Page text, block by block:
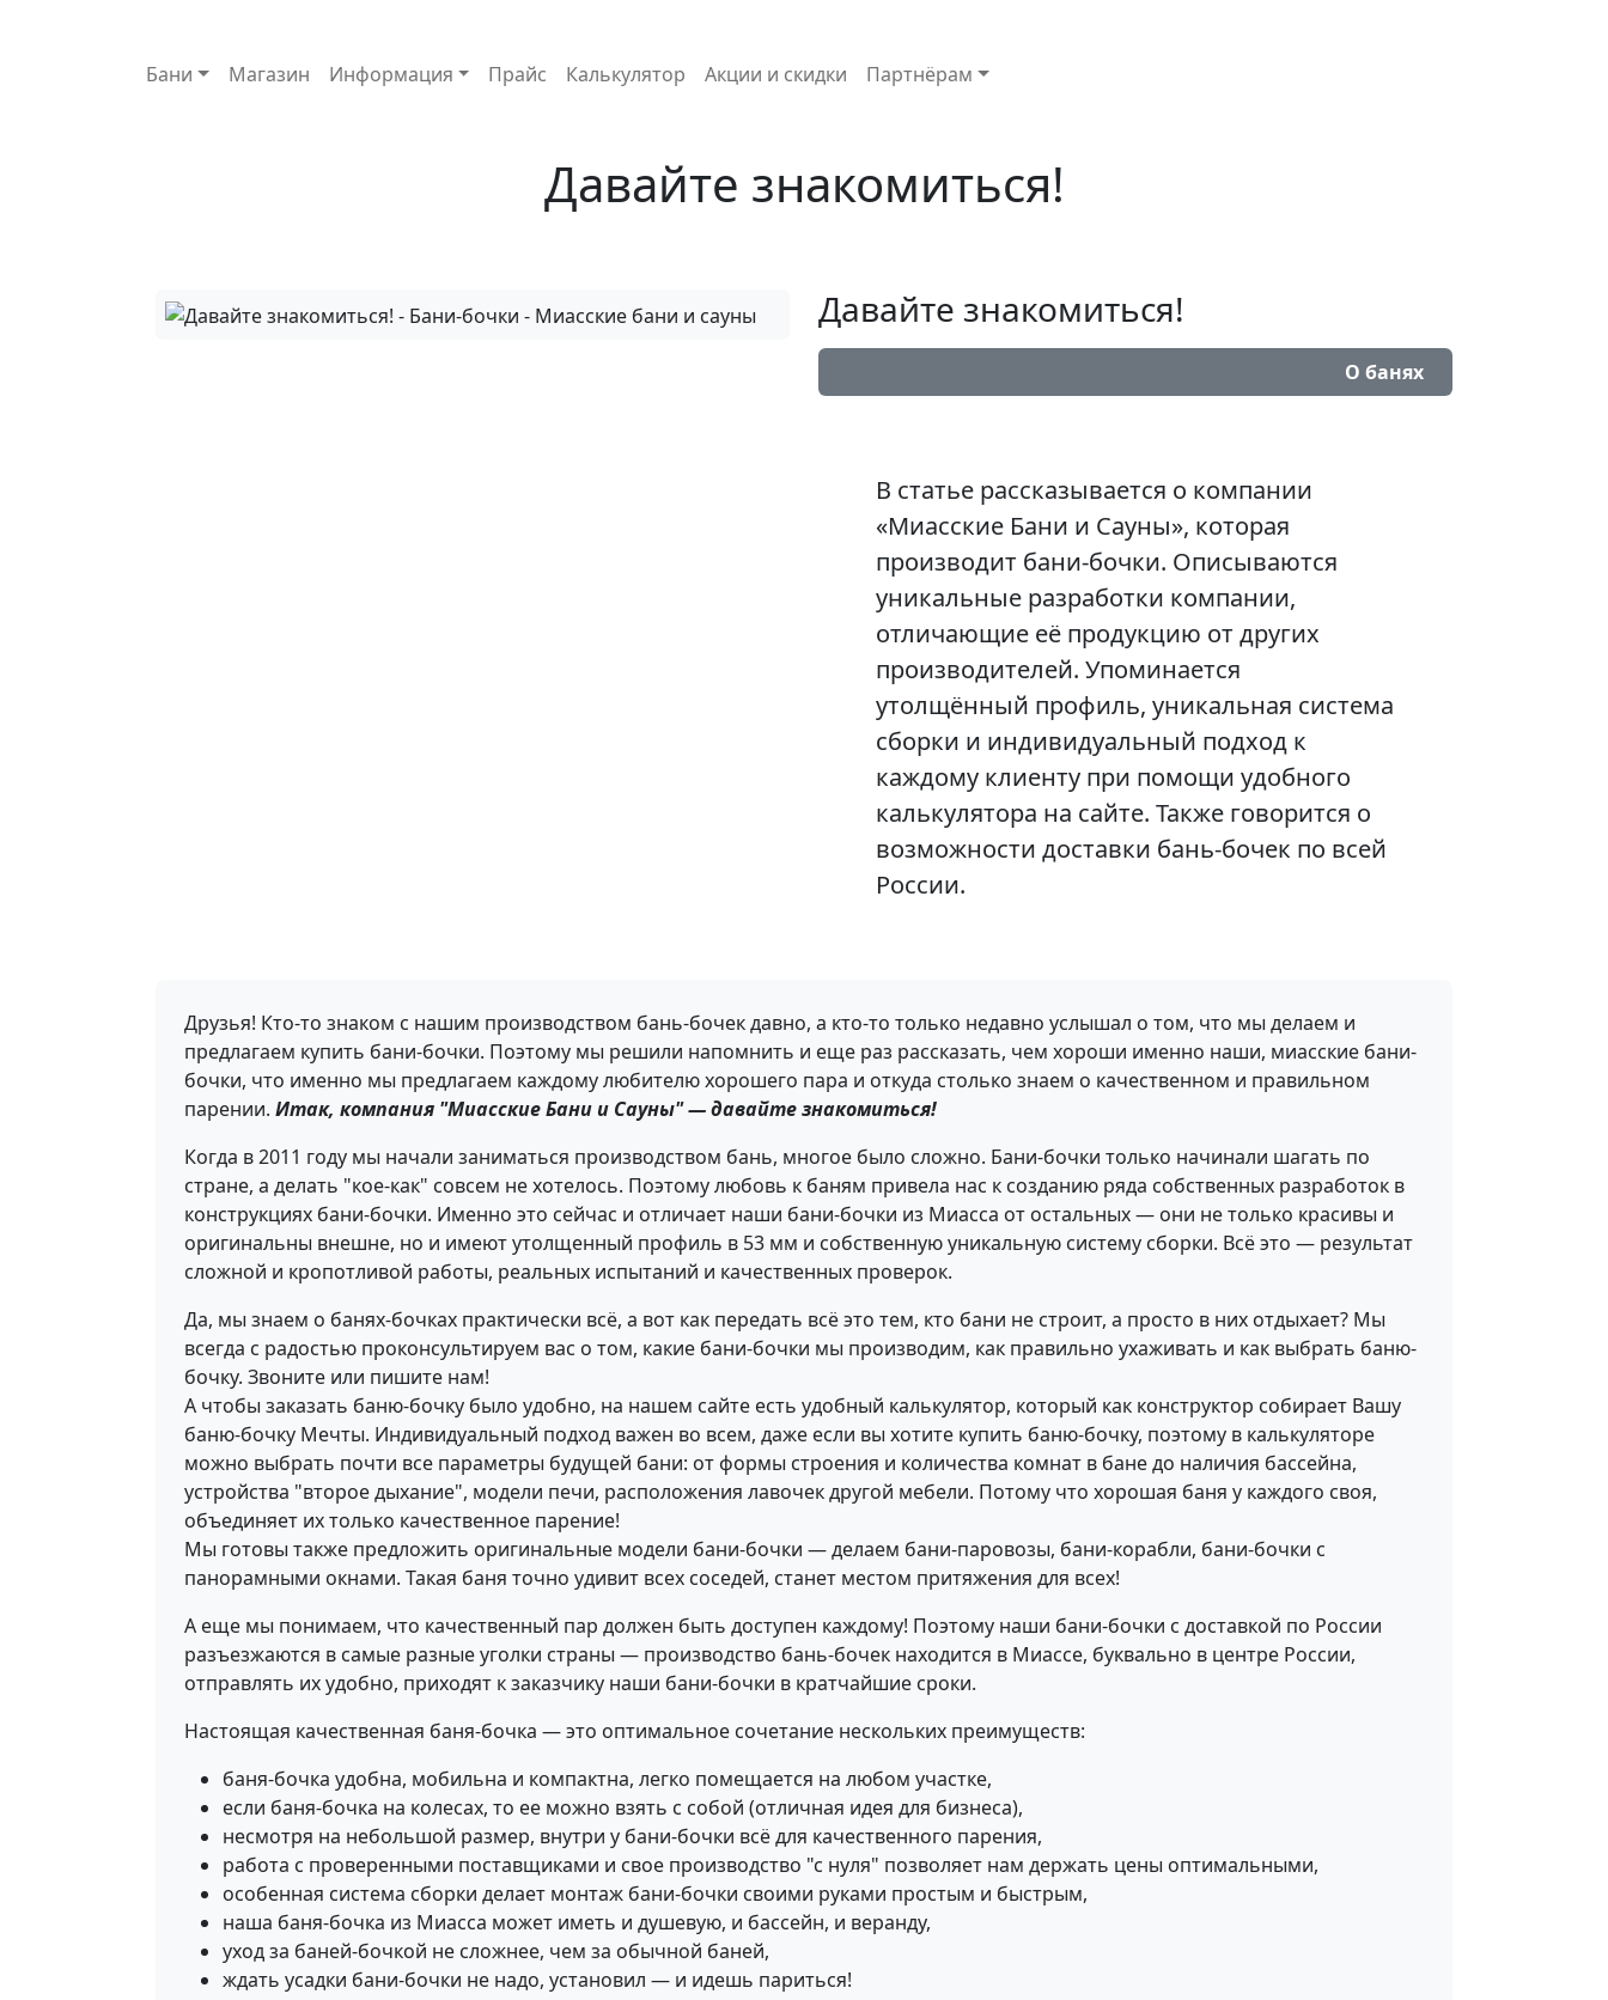
Основная навигация
Бани Магазин Информация Прайс Калькулятор Акции и скидки Партнёрам
Давайте знакомиться!
Давайте знакомиться!
О банях
В статье рассказывается о компании
«Миасские Бани и Сауны», которая
производит бани-бочки. Описываются
уникальные разработки компании,
отличающие её продукцию от других
производителей. Упоминается
утолщённый профиль, уникальная система
сборки и индивидуальный подход к
каждому клиенту при помощи удобного
калькулятора на сайте. Также говорится о
возможности доставки бань-бочек по всей
России.
Друзья! Кто-то знаком с нашим производством бань-бочек давно, а кто-то только недавно услышал о том, что мы делаем и
предлагаем купить бани-бочки. Поэтому мы решили напомнить и еще раз рассказать, чем хороши именно наши, миасские бани-
бочки, что именно мы предлагаем каждому любителю хорошего пара и откуда столько знаем о качественном и правильном
парении. Итак, компания "Миасские Бани и Сауны" — давайте знакомиться!
Когда в 2011 году мы начали заниматься производством бань, многое было сложно. Бани-бочки только начинали шагать по
стране, а делать "кое-как" совсем не хотелось. Поэтому любовь к баням привела нас к созданию ряда собственных разработок в
конструкциях бани-бочки. Именно это сейчас и отличает наши бани-бочки из Миасса от остальных — они не только красивы и
оригинальны внешне, но и имеют утолщенный профиль в 53 мм и собственную уникальную систему сборки. Всё это — результат
сложной и кропотливой работы, реальных испытаний и качественных проверок.
Да, мы знаем о банях-бочках практически всё, а вот как передать всё это тем, кто бани не строит, а просто в них отдыхает? Мы
всегда с радостью проконсультируем вас о том, какие бани-бочки мы производим, как правильно ухаживать и как выбрать баню-
бочку. Звоните или пишите нам!
А чтобы заказать баню-бочку было удобно, на нашем сайте есть удобный калькулятор, который как конструктор собирает Вашу
баню-бочку Мечты. Индивидуальный подход важен во всем, даже если вы хотите купить баню-бочку, поэтому в калькуляторе
можно выбрать почти все параметры будущей бани: от формы строения и количества комнат в бане до наличия бассейна,
устройства "второе дыхание", модели печи, расположения лавочек другой мебели. Потому что хорошая баня у каждого своя,
объединяет их только качественное парение!
Мы готовы также предложить оригинальные модели бани-бочки — делаем бани-паровозы, бани-корабли, бани-бочки с
панорамными окнами. Такая баня точно удивит всех соседей, станет местом притяжения для всех!
А еще мы понимаем, что качественный пар должен быть доступен каждому! Поэтому наши бани-бочки с доставкой по России
разъезжаются в самые разные уголки страны — производство бань-бочек находится в Миассе, буквально в центре России,
отправлять их удобно, приходят к заказчику наши бани-бочки в кратчайшие сроки.
Настоящая качественная баня-бочка — это оптимальное сочетание нескольких преимуществ:
баня-бочка удобна, мобильна и компактна, легко помещается на любом участке,
если баня-бочка на колесах, то ее можно взять с собой (отличная идея для бизнеса),
несмотря на небольшой размер, внутри у бани-бочки всё для качественного парения,
работа с проверенными поставщиками и свое производство "с нуля" позволяет нам держать цены оптимальными,
особенная система сборки делает монтаж бани-бочки своими руками простым и быстрым,
наша баня-бочка из Миасса может иметь и душевую, и бассейн, и веранду,
уход за баней-бочкой не сложнее, чем за обычной баней,
ждать усадки бани-бочки не надо, установил — и идешь париться!